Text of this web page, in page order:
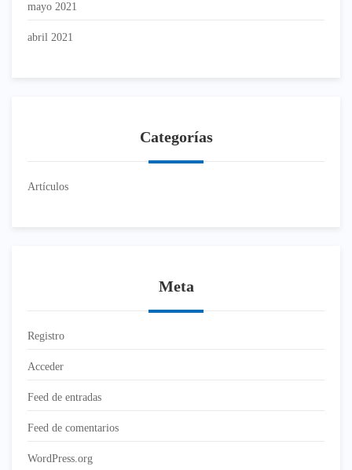
mayo 2021
abril 2021
Categorías
Artículos
Meta
Registro
Acceder
Feed de entradas
Feed de comentarios
WordPress.org